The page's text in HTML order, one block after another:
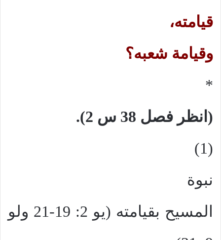
قيامته،
وقيامة شعبه؟
*
(انظر فصل 38 س 2).
(1)
نبوة
المسيح بقيامته (يو 2: 19-21 ولو